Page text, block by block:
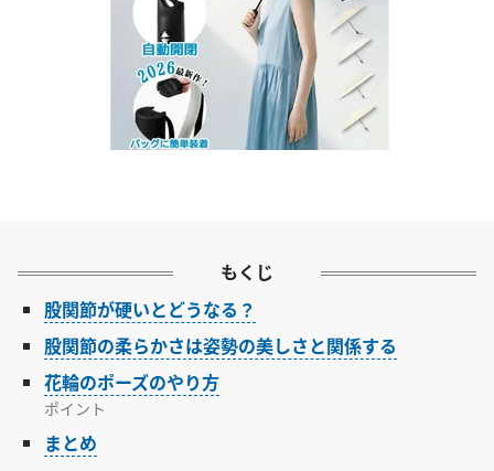
もくじ
股関節が硬いとどうなる？
股関節の柔らかさは姿勢の美しさと関係する
花輪のポーズのやり方
ポイント
まとめ